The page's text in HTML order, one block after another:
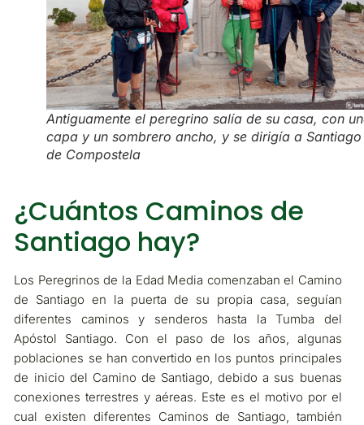
Antiguamente el peregrino salía de su casa, con
capa y un sombrero ancho, y se dirigía a Santiago
de Compostela
¿Cuántos Caminos de
Santiago hay?
Los Peregrinos de la Edad Media comenzaban el Camino
de Santiago en la puerta de su propia casa, seguían
diferentes caminos y senderos hasta la Tumba del
Apóstol Santiago. Con el paso de los años, algunas
poblaciones se han convertido en los puntos principales
de inicio del Camino de Santiago, debido a sus buenas
conexiones terrestres y aéreas. Este es el motivo por el
cual existen diferentes Caminos de Santiago, también